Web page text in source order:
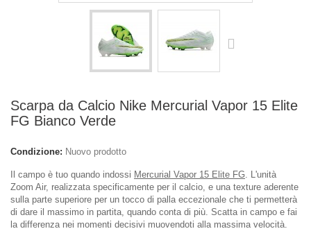
Scarpa da Calcio Nike Mercurial Vapor 15 Elite
FG Bianco Verde
Condizione: Nuovo prodotto
Il campo è tuo quando indossi Mercurial Vapor 15 Elite FG. L'unità
Zoom Air, realizzata specificamente per il calcio, e una texture aderente
sulla parte superiore per un tocco di palla eccezionale che ti permetterà
di dare il massimo in partita, quando conta di più. Scatta in campo e fai
la differenza nei momenti decisivi muovendoti alla massima velocità.